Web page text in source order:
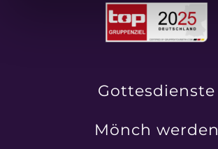
Gottesdienste
Mönch werden